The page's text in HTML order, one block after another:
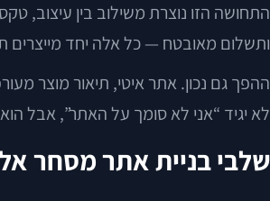
התחושה הזו נוצרת משילוב בין עיצוב,
ותשלום מאובטח — כל אלה יחד מייצרים
ההפך גם נכון. אתר איטי, תיאור מוצר
לא יגיד “אני לא סומך על האתר”, אבל הוא
שלבי בניית אתר מסחר